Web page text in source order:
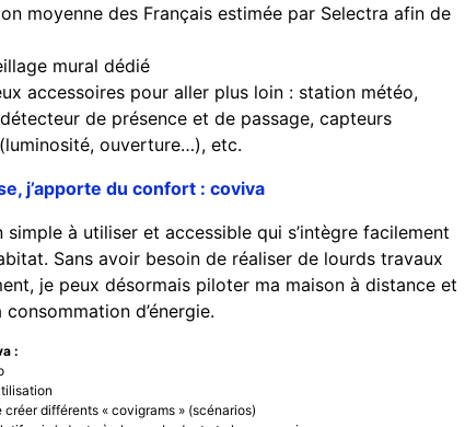
moyenne des Français estimée par Selectra afin de
mural dédié
accessoires pour aller plus loin : station météo,
de présence et de passage, capteurs
ouverture…), etc.
j’apporte du confort : coviva
simple à utiliser et accessible qui s’intègre facilement
Sans avoir besoin de réaliser de lourds travaux
je peux désormais piloter ma maison à distance et
d’énergie.
:
différents « covigrams » (scénarios)